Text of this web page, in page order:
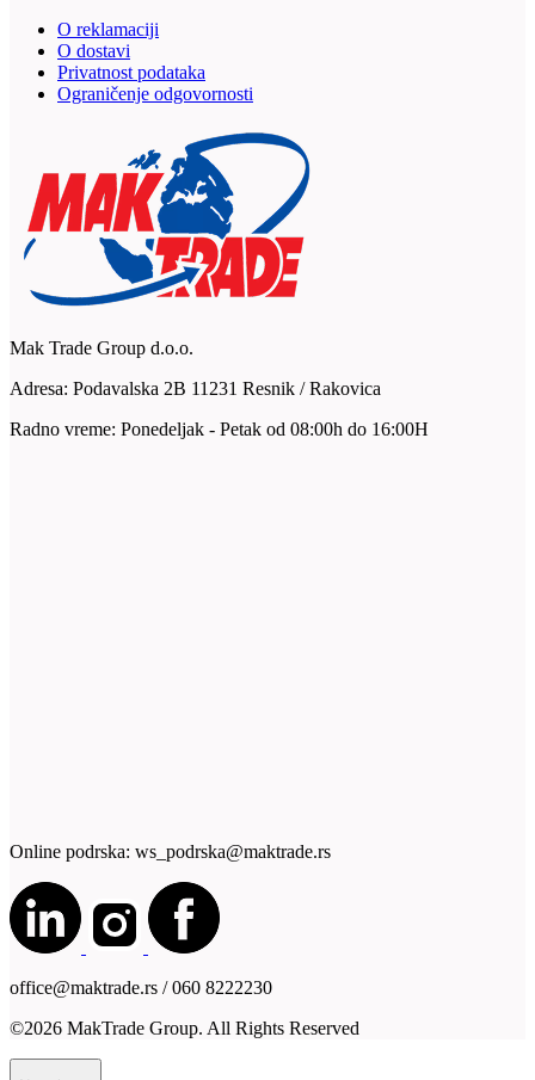
O reklamaciji
O dostavi
Privatnost podataka
Ograničenje odgovornosti
Mak Trade Group d.o.o.
Adresa: Podavalska 2B 11231 Resnik / Rakovica
Radno vreme: Ponedeljak - Petak od 08:00h do 16:00H
Online podrska: ws_podrska@maktrade.rs
office@maktrade.rs / 060 8222230
©2026 MakTrade Group. All Rights Reserved